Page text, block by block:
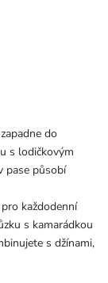
do
s lodičkovým
pase působí
každodenní
s kamarádkou
s džínami,